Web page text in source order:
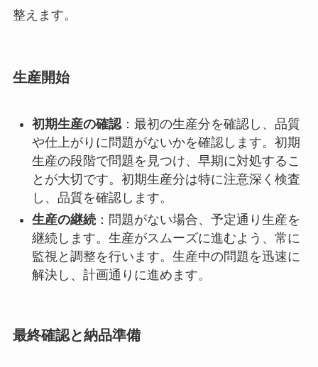
整えます。
生産開始
初期生産の確認：最初の生産分を確認し、品質
や仕上がりに問題がないかを確認します。初期
生産の段階で問題を見つけ、早期に対処するこ
とが大切です。初期生産分は特に注意深く検査
し、品質を確認します。
生産の継続：問題がない場合、予定通り生産を
継続します。生産がスムーズに進むよう、常に
監視と調整を行います。生産中の問題を迅速に
解決し、計画通りに進めます。
最終確認と納品準備